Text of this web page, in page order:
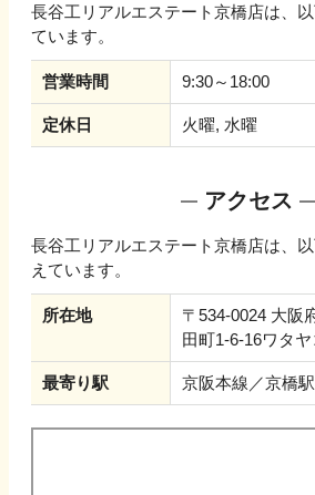
長谷工リアルエステート京橋店は、
ています。
営業時間 9:30～18:00
定休日 火曜, 水曜
アクセス
長谷工リアルエステート京橋店は、
えています。
所在地
〒534-0024 大阪
田町1-6-16ワタ
最寄り駅 京阪本線／京橋駅